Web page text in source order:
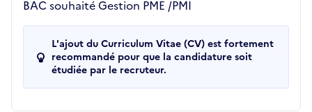
BAC souhaité Gestion PME /PMI
L'ajout du Curriculum Vitae (CV) est fortement
recommandé pour que la candidature soit
étudiée par le recruteur.